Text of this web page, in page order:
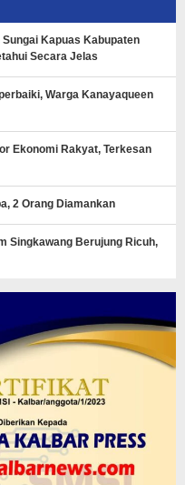
Kapuas Kabupaten
Secara Jelas
Warga Kanayaqueen
Ekonomi Rakyat, Terkesan
2 Orang Diamankan
Singkawang Berujung Ricuh,